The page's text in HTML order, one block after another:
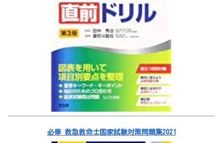
必修 救急救命士国家試験対策問題集2021